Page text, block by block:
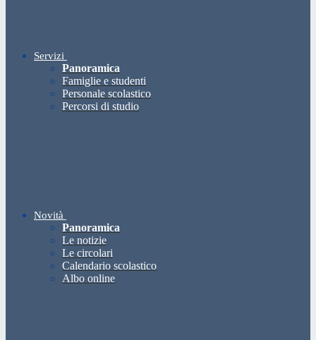
Servizi
Panoramica
Famiglie e studenti
Personale scolastico
Percorsi di studio
Novità
Panoramica
Le notizie
Le circolari
Calendario scolastico
Albo online